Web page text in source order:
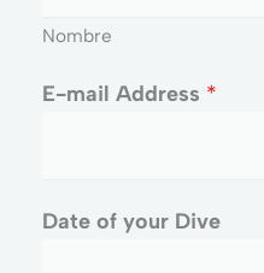
Nombre
E-mail Address *
Date of your Dive